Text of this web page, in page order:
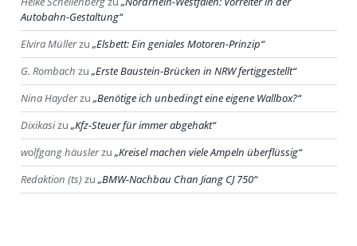
Autobahn-Gestaltung
Elvira Müllerzu Elsbett: Ein geniales Motoren-Prinzip
G. Rombach zu Erste Baustein-Brücken in NRW fertiggestellt
Nina Hayderzu Benötige ich unbedingt eine eigene Wallbox?
Dixikasizu Kfz-Steuer für immer abgehakt
wolfgang häuslerzu Kreisel machen viele Ampeln überflüssig
Redaktion (ts) zu BMW-Nachbau Chan Jiang CJ 750